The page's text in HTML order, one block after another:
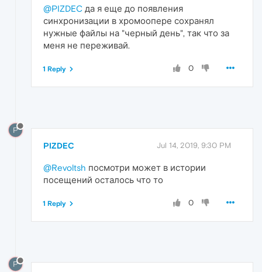
@PIZDEC да я еще до появления
синхронизации в хромоопере сохранял
нужные файлы на "черный день", так что за
меня не переживай.
0
1 Reply
P
PIZDEC Jul 14, 2019, 9:30 PM
@Revoltsh посмотри может в истории
посещений осталось что то
0
1 Reply
P